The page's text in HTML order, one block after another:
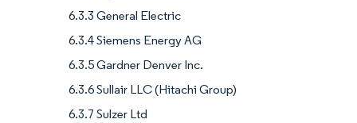
6.3.3 General Electric
6.3.4 Siemens Energy AG
6.3.5 Gardner Denver Inc.
6.3.6 Sullair LLC (Hitachi Group)
6.3.7 Sulzer Ltd